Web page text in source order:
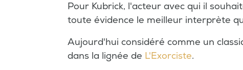
Pour Kubrick, l'acteur avec qui il
toute évidence le meilleur interprète
Aujourd'hui considéré comme un
dans la lignée de L'Exorciste.